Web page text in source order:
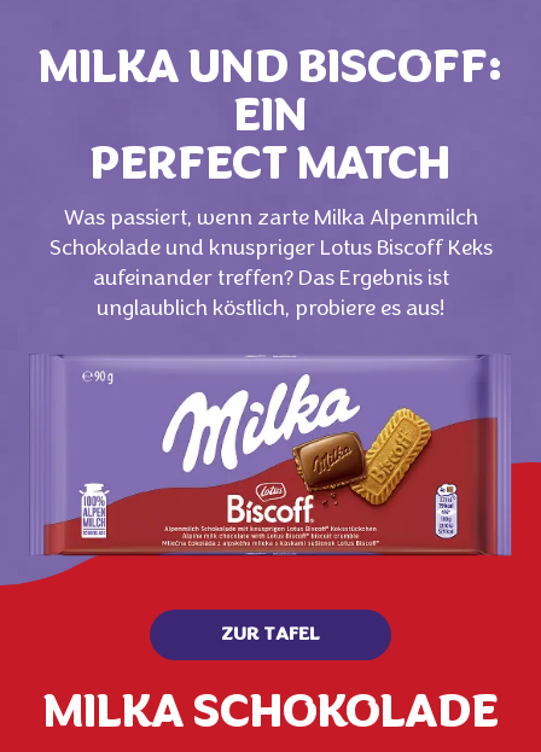
MILKA UND BISCOFF:
EIN
PERFECT MATCH
Was passiert, wenn zarte Milka Alpenmilch
Schokolade und knuspriger Lotus Biscoff Keks
aufeinander treffen? Das Ergebnis ist
unglaublich köstlich, probiere es aus!
MILKA SCHOKOLADE
ZUR TAFEL